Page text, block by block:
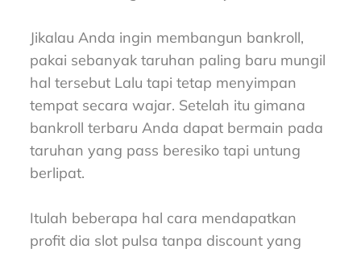
Jikalau Anda ingin membangun bankroll,
pakai sebanyak taruhan paling baru mungil
hal tersebut Lalu tapi tetap menyimpan
tempat secara wajar. Setelah itu gimana
bankroll terbaru Anda dapat bermain pada
taruhan yang pass beresiko tapi untung
berlipat.
Itulah beberapa hal cara mendapatkan
profit dia slot pulsa tanpa discount yang